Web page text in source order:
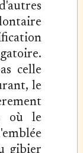
celle
le
où le
gibier